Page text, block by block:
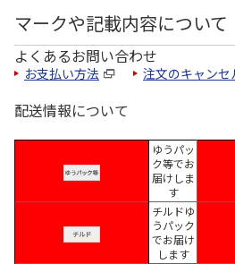
マークや記載内容について
よくあるお問い合わせ
お支払い方法 注文のキャンセ
配送情報について
ゆうパッ
ク等でお
届けしま
す
チルドゆ
うパック
でお届け
します